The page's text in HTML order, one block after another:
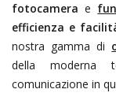
fotocamera e
efficienza e
nostra gamma di
della moderna
comunicazione in